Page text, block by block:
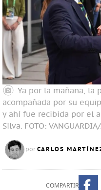
Ya por la mañana, la
acompañada por su
y ahí fue recibida por el
Silva. FOTO:
por CARLOS
COMPARTIR